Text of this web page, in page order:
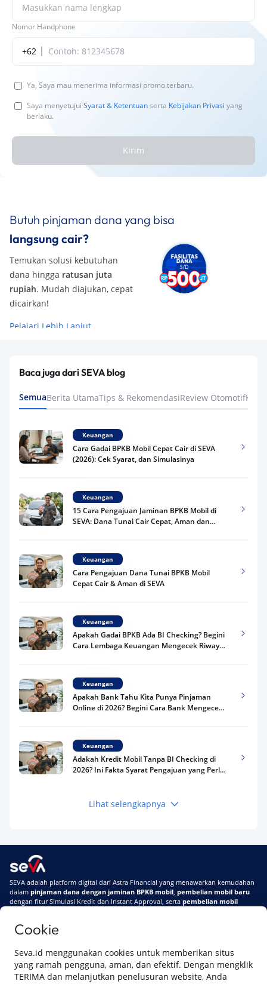
Cookie
Seva.id menggunakan cookies untuk memberikan situs
yang ramah pengguna, aman, dan efektif. Dengan mengklik
TERIMA dan melanjutkan penelusuran website, Anda
Nomor Handphone
+62
Ya, Saya mau menerima informasi promo terbaru.
Saya menyetujui Syarat & Ketentuanserta Kebijakan Privasi yang
berlaku.
Kirim
Butuh pinjaman dana yang bisa
langsung cair?
Temukan solusi kebutuhan
dana hingga ratusan juta
rupiah. Mudah diajukan, cepat
dicairkan!
Pelajari Lebih Lanjut
Baca juga dari SEVA blog
SemuaBerita UtamaTips & RekomendasiReview Otomotif
Keuangan
Cara Gadai BPKB Mobil Cepat Cair di SEVA
(2026): Cek Syarat, dan Simulasinya
Keuangan
15 Cara Pengajuan Jaminan BPKB Mobil di
SEVA: Dana Tunai Cair Cepat, Aman dan
Keuangan
Cara Pengajuan Dana Tunai BPKB Mobil
Cepat Cair & Aman di SEVA
Keuangan
Apakah Gadai BPKB Ada BI Checking? Begini
Cara Lembaga Keuangan Mengecek Riwayat
Keuangan
Apakah Bank Tahu Kita Punya Pinjaman
Online di 2026? Begini Cara Bank Mengecek
Keuangan
Adakah Kredit Mobil Tanpa BI Checking di
2026? Ini Fakta Syarat Pengajuan yang Perlu
Keuangan
Terpercaya
Telat Bayar Pinjol 2 Hari, Apakah Langsung
Masuk BI Checking? Simak Peraturan
Terbarunya di 2026
Lihat selengkapnya
SEVA adalah platform digital dari Astra Financial yang menawarkan kemudahan
dalam pinjaman dana dengan jaminan BPKB mobil, pembelian mobil baru
dengan fitur Simulasi Kredit dan Instant Approval, serta pembelian mobil
Di SEVA #UrusanMobilSegampangItu
Tentang SEVASyarat & Ketentuan
Pemberitahuan Privasi